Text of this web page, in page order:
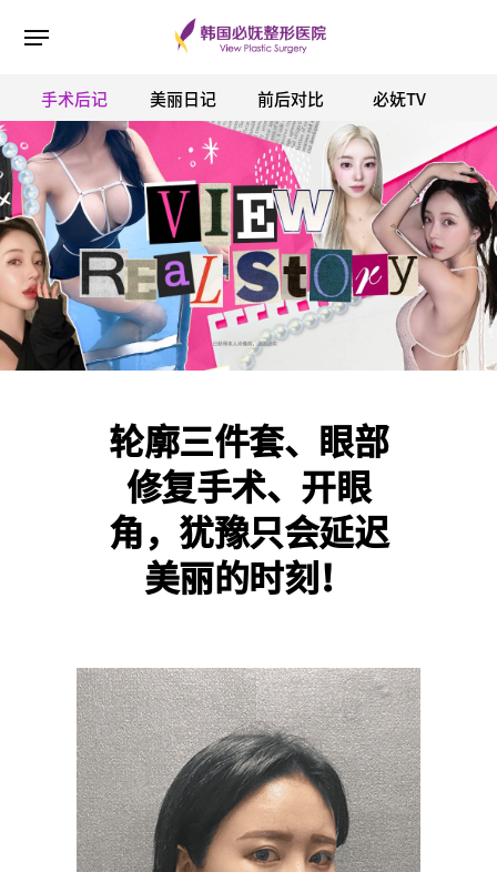
ESC 버튼을 누르면 검색창을 닫을 수 있습니다.
手术后记 美丽日记 前后对比 必妩TV
轮廓三件套、眼部
修复手术、开眼
角，犹豫只会延迟
美丽的时刻！